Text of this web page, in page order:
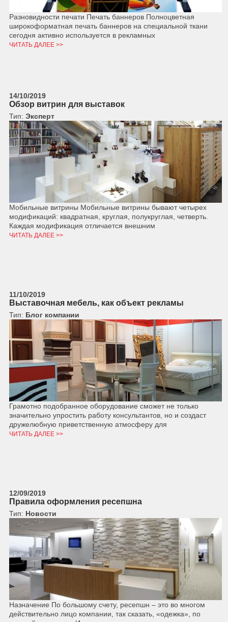
Разновидности печати Печать баннеров Полноцветная
широкоформатная печать баннеров на специальной ткани
сегодня активно используется в рекламных
ЧИТАТЬ ДАЛЕЕ >>
14/10/2019
Обзор витрин для выставок
Тип: Эксперт
Мобильные витрины Мобильные витрины бывают четырех
модификаций: квадратная, круглая, полукруглая, четверть.
Каждая модификация отличается внешним
ЧИТАТЬ ДАЛЕЕ >>
11/10/2019
Выставочная мебель, как объект рекламы
Тип: Блог компании
Грамотно подобранное оборудование сможет не только
значительно упростить работу консультантов, но и создаст
дружелюбную приветственную атмосферу для
ЧИТАТЬ ДАЛЕЕ >>
12/09/2019
Правила оформления ресепшна
Тип: Новости
Назначение По большому счету, ресепшн – это во многом
действительно лицо компании, так сказать, «одежка», по